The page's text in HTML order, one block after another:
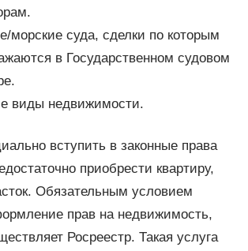
морские суда, сделки по которым
в Государственном судовом
виды недвижимости.
вступить в законные права
приобрести квартиру,
Обязательным условием
прав на недвижимость,
Росреестр. Такая услуга